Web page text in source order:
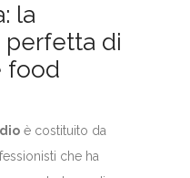
la
di
food
è costituito da
che ha